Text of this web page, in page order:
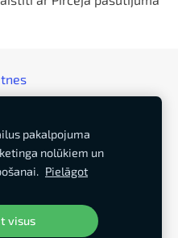
pagasts, Dienvidkurzemes
pakalpojuma
nolūkiem un
Pielāgot
visus